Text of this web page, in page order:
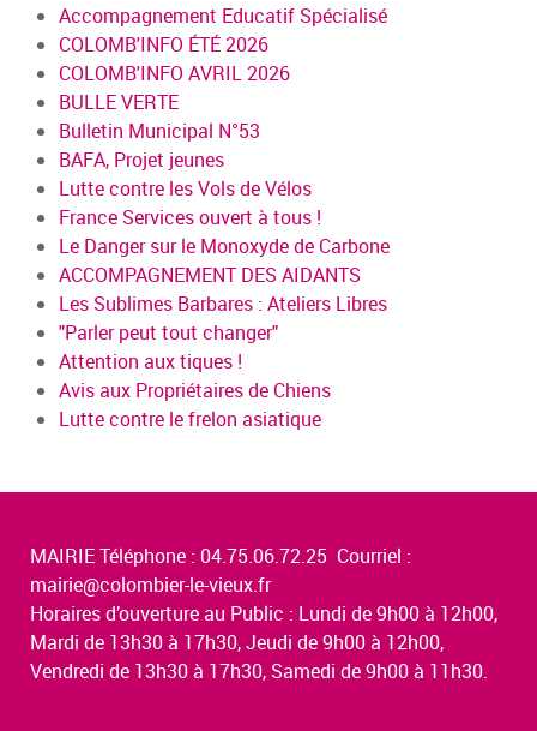
Accompagnement Educatif Spécialisé
COLOMB'INFO ÉTÉ 2026
COLOMB'INFO AVRIL 2026
BULLE VERTE
Bulletin Municipal N°53
BAFA, Projet jeunes
Lutte contre les Vols de Vélos
France Services ouvert à tous !
Le Danger sur le Monoxyde de Carbone
ACCOMPAGNEMENT DES AIDANTS
Les Sublimes Barbares : Ateliers Libres
"Parler peut tout changer"
Attention aux tiques !
Avis aux Propriétaires de Chiens
Lutte contre le frelon asiatique
MAIRIE Téléphone : 04.75.06.72.25 Courriel :
mairie@colombier-le-vieux.fr
Horaires d’ouverture au Public : Lundi de 9h00 à 12h00,
Mardi de 13h30 à 17h30, Jeudi de 9h00 à 12h00,
Vendredi de 13h30 à 17h30, Samedi de 9h00 à 11h30.